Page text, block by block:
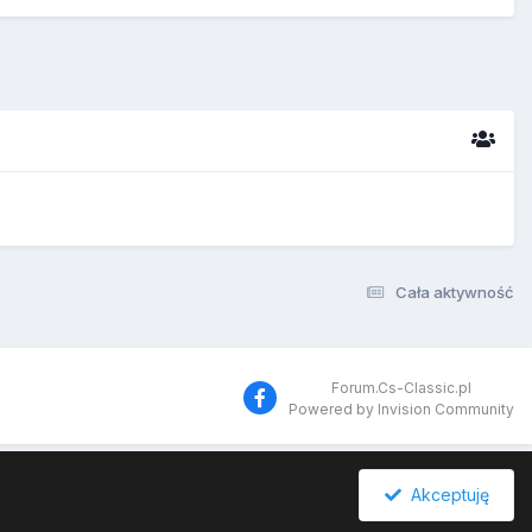
Cała aktywność
Forum.Cs-Classic.pl
Powered by Invision Community
Akceptuję